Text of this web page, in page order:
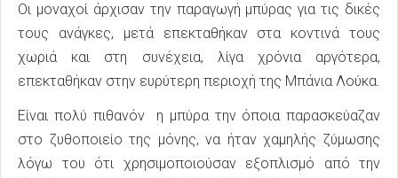
Οι μοναχοί άρχισαν την παραγωγή μπύρας για τις δικές
τους ανάγκες, μετά επεκταθήκαν στα κοντινά τους
χωριά και στη συνέχεια, λίγα χρόνια αργότερα,
επεκταθήκαν στην ευρύτερη περιοχή της Μπάνια Λούκα.
Είναι πολύ πιθανόν η μπύρα την όποια παρασκεύαζαν
στο ζυθοποιείο της μόνης, να ήταν χαμηλής ζύμωσης
λόγω του ότι χρησιμοποιούσαν εξοπλισμό από την